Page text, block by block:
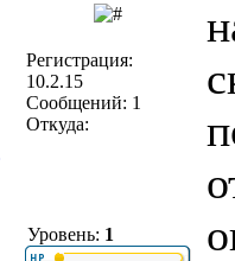
Регистрация:
10.2.15
Сообщений: 1
Откуда:
Уровень: 1